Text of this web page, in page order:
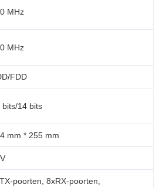
MHz
MHz
FDD
bits/14 bits
mm * 255 mm
poorten, 8xRX-poorten,